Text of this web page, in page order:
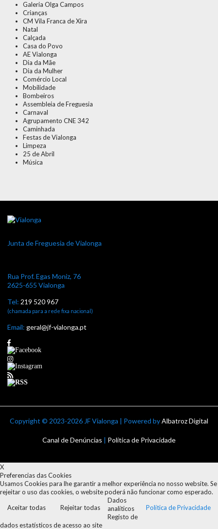
Galeria Olga Campos
Crianças
CM Vila Franca de Xira
Natal
Calçada
Casa do Povo
AE Vialonga
Dia da Mãe
Dia da Mulher
Comércio Local
Mobilidade
Bombeiros
Assembleia de Freguesia
Carnaval
Agrupamento CNE 342
Caminhada
Festas de Vialonga
Limpeza
25 de Abril
Música
Junta de Freguesia de Vialonga
Rua Prof. Egas Moniz, 76
2625-655 Vialonga
Tel: 219 520 967
(chamada para a rede fixa nacional)
Email: geral@jf-vialonga.pt
Copyright © 2023-2026 JF Vialonga | Powered byAlbatroz Digital
Canal de Denúncias | Política de Privacidade
X
Preferencias das Cookies
Usamos Cookies para lhe garantir a melhor experiência no nosso website. Se
rejeitar o uso das cookies, o website poderá não funcionar como esperado.
Aceitar todas
Rejeitar todas Política de Privacidade
Dados
analíticos
Registo de
dados estatísticos de acesso ao site